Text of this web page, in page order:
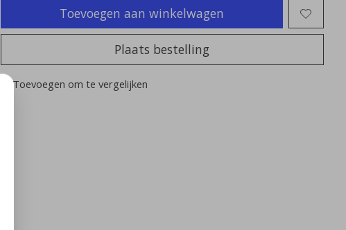
Toevoegen aan winkelwagen
Plaats bestelling
Toevoegen om te vergelijken